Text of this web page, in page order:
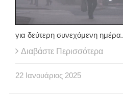
για δεύτερη συνεχόμενη ημέρα.
Διαβάστε Περισσότερα
22 Ιανουάριος 2025